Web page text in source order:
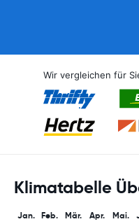
Wir vergleichen für
Klimatabelle
Jan. Feb. Mär. Apr. Mai.